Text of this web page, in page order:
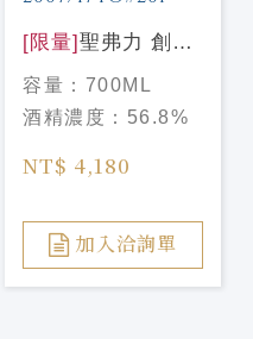
[限量] 聖弗力 創辦
人精選系列-慕赫
2007/17年 #201
Signatory Vintage
Symington Choice
容量： 700ML
酒精濃度： 56.8%
NT$ 4,180
加入洽詢單